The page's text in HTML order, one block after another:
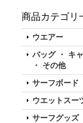
商品カテゴリ
ウエアー
バッグ ・ キ
・ その他
サーフボード
ウエットスー
サーフグッズ